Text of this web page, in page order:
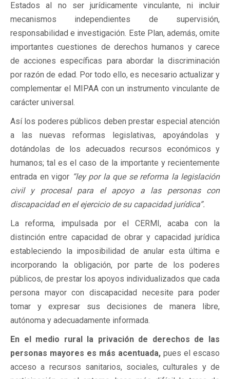
Estados al no ser jurídicamente vinculante, ni incluir
mecanismos independientes de supervisión,
responsabilidad e investigación. Este Plan, además, omite
importantes cuestiones de derechos humanos y carece
de acciones específicas para abordar la discriminación
por razón de edad. Por todo ello, es necesario actualizar y
complementar el MIPAA con un instrumento vinculante de
carácter universal.
Así los poderes públicos deben prestar especial atención
a las nuevas reformas legislativas, apoyándolas y
dotándolas de los adecuados recursos económicos y
humanos; tal es el caso de la importante y recientemente
entrada en vigor “ley por la que se reforma la legislación
civil y procesal para el apoyo a las personas con
discapacidad en el ejercicio de su capacidad jurídica”.
La reforma, impulsada por el CERMI, acaba con la
distinción entre capacidad de obrar y capacidad jurídica
estableciendo la imposibilidad de anular esta última e
incorporando la obligación, por parte de los poderes
públicos, de prestar los apoyos individualizados que cada
persona mayor con discapacidad necesite para poder
tomar y expresar sus decisiones de manera libre,
autónoma y adecuadamente informada.
En el medio rural la privación de derechos de las
personas mayores es más acentuada, pues el escaso
acceso a recursos sanitarios, sociales, culturales y de